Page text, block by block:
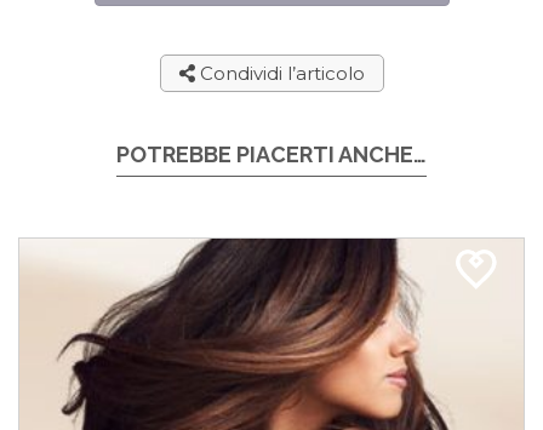
Condividi l’articolo
POTREBBE PIACERTI ANCHE…